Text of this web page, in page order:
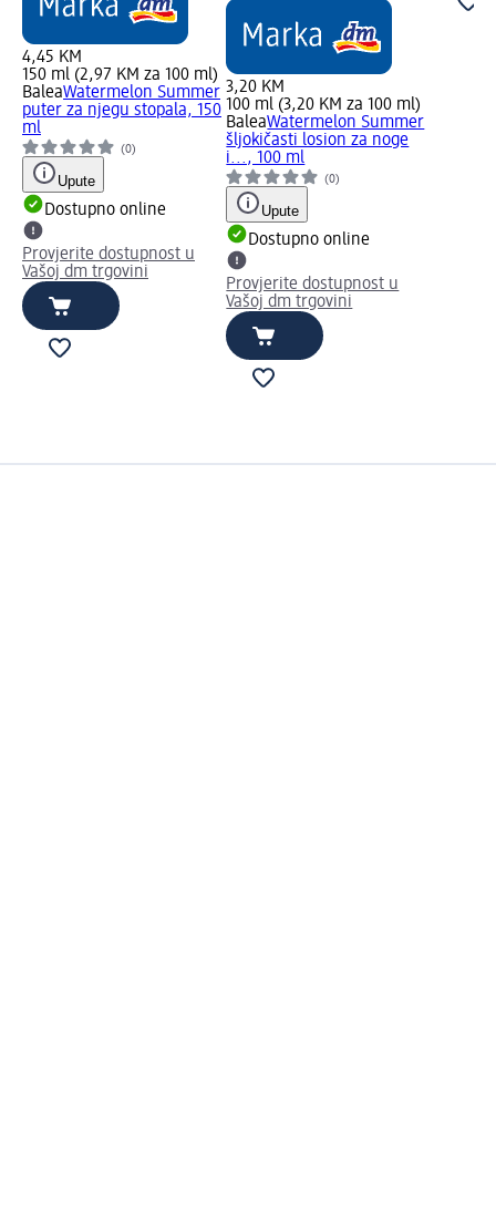
4,45 KM
150 ml (2,97 KM za 100 ml)
BaleaWatermelon Summer
puter za njegu stopala, 150
ml
(0)
Upute
Dostupno online
Provjerite dostupnost u
Vašoj dm trgovini
3,20 KM
100 ml (3,20 KM za 100 ml)
BaleaWatermelon Summer
šljokičasti losion za noge
i..., 100 ml
(0)
Upute
Dostupno online
Provjerite dostupnost u
Vašoj dm trgovini